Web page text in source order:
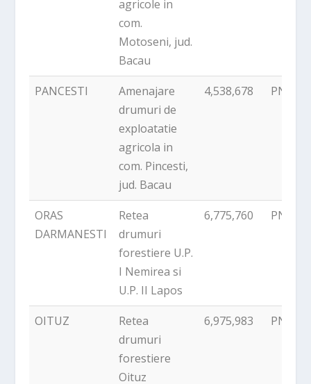
agricole in
com.
Motoseni, jud.
Bacau
PANCESTI
Amenajare
drumuri de
exploatatie
agricola in
com. Pincesti,
jud. Bacau
4,538,678 PNDR
ORAS
DARMANESTI
Retea
drumuri
forestiere U.P.
I Nemirea si
U.P. II Lapos
6,775,760 PNDR
OITUZ
Retea
drumuri
forestiere
Oituz
6,975,983 PNDR